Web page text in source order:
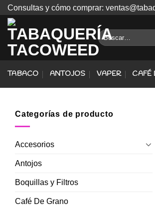
Skip
content
Consultas y cómo comprar:
Buscar
por:
TABACO ANTOJOS VAPER CAFÉ
Categorías de producto
Accesorios
Antojos
Boquillas y Filtros
Café De Grano